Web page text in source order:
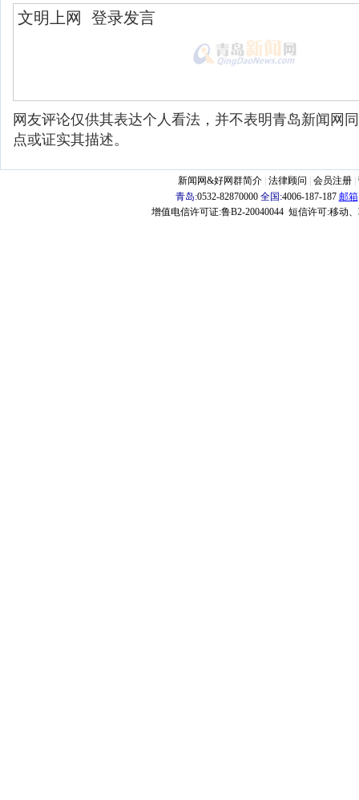
网友评论仅供其表达个人看法，并不表明青岛新闻网
点或证实其描述。